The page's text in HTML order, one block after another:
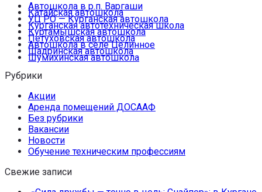
Автошкола в р.п. Варгаши
Катайская автошкола
УЦ РО — Курганская автошкола
Курганская автотехническая школа
Куртамышская автошкола
Петуховская автошкола
Автошкола в селе Целинное
Шадринская автошкола
Шумихинская автошкола
Рубрики
Акции
Аренда помещений ДОСААФ
Без рубрики
Вакансии
Новости
Обучение техническим профессиям
Свежие записи